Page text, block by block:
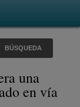
una
en vía